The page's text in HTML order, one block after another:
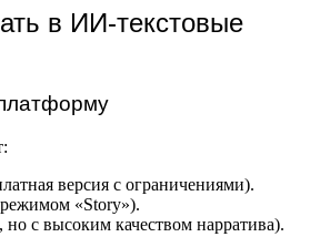
в ИИ-текстовые
версия с ограничениями).
«Story»).
но с высоким качеством нарратива).